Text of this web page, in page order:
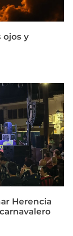
ojos y
Herencia